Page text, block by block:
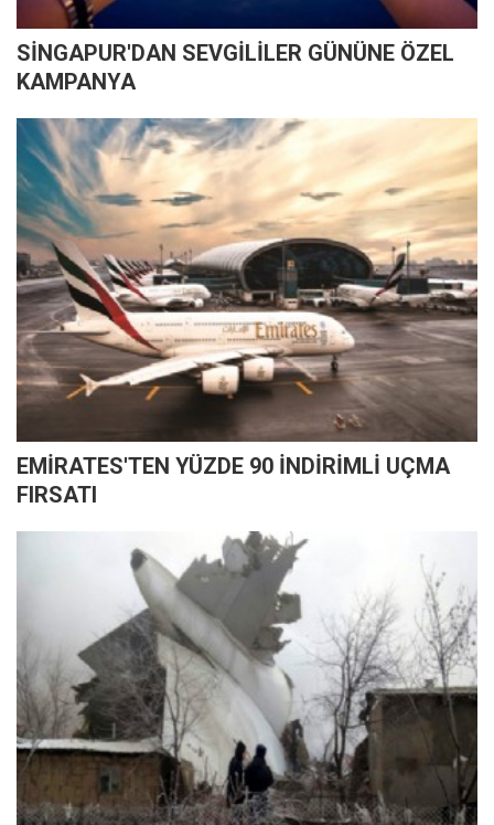
SİNGAPUR'DAN SEVGİLİLER GÜNÜNE ÖZEL
KAMPANYA
EMİRATES'TEN YÜZDE 90 İNDİRİMLİ UÇMA
FIRSATI